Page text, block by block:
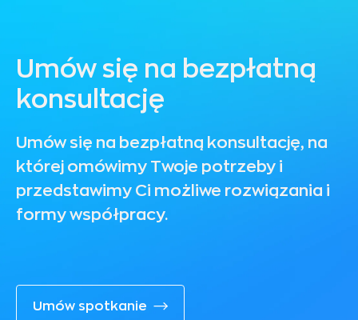
Umów się na bezpłatną
konsultację
Umów się na bezpłatną konsultację, na
której omówimy Twoje potrzeby i
przedstawimy Ci możliwe rozwiązania i
formy współpracy.
Umów spotkanie